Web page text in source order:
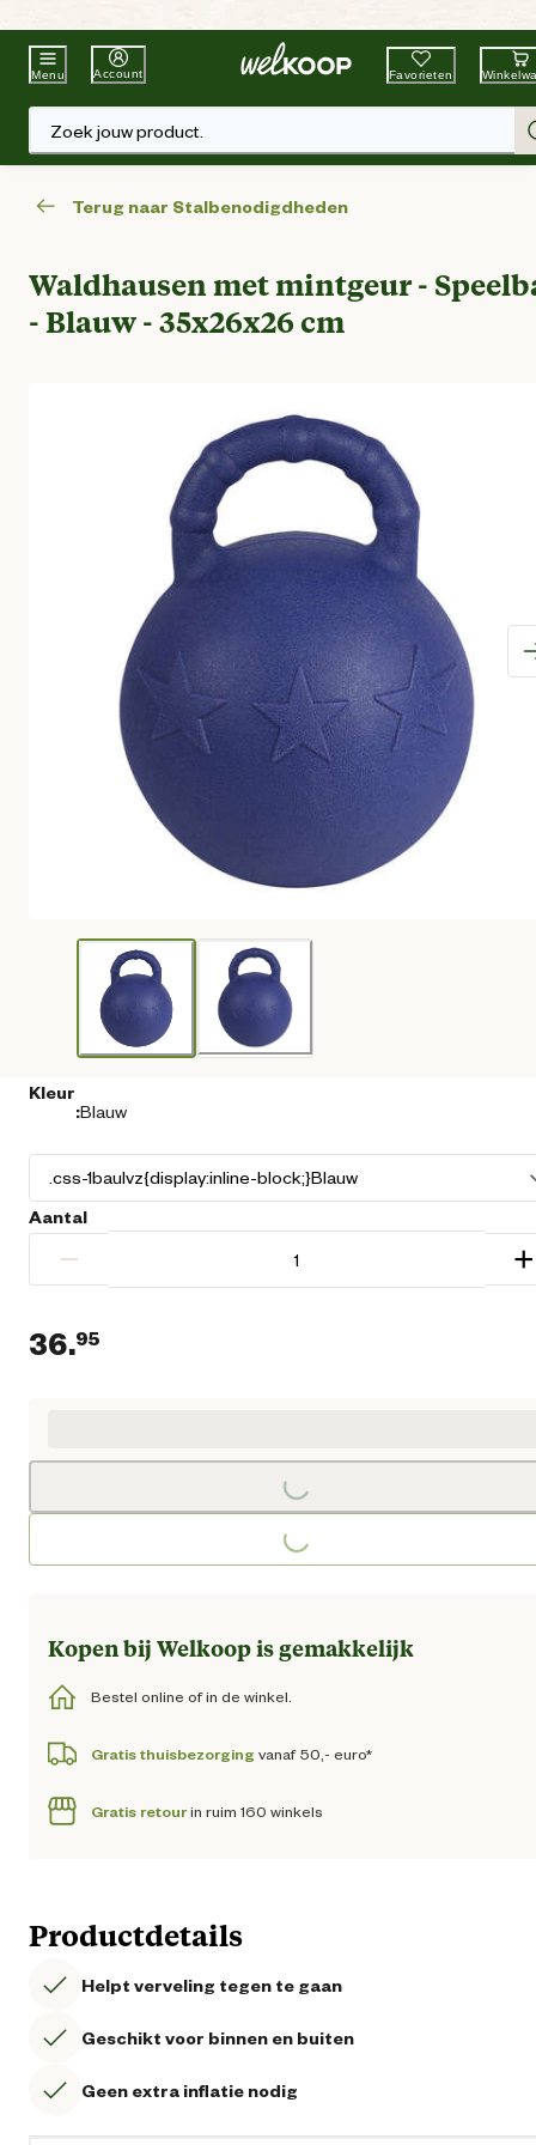
Beste WinkelketenTuin & Dier
Menu Account Favorieten
Zoek jouw product.
Terug naar Stalbenodigdheden
Waldhausen met mintgeur -
- Blauw - 35x26x26 cm
Kleur
:Blauw
Aantal
− +
36.95
Loading...
Loading...
Kopen bij Welkoop is gemakkelijk
Bestel online of in de winkel.
Gratis thuisbezorging vanaf 50,- euro*
Gratis retourin ruim 160 winkels
Productdetails
Helpt verveling tegen te gaan
Geschikt voor binnen en buiten
Geen extra inflatie nodig